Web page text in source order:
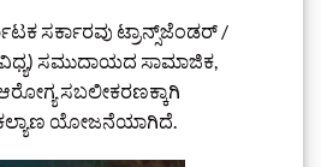
ಸರ್ಕಾರವು ಟ್ರಾನ್ಸ್‌ಜೆಂಡರ್ /
ಸಮುದಾಯದ ಸಾಮಾಜಿಕ,
ಸಬಲೀಕರಣಕ್ಕಾಗಿ
ಯೋಜನೆಯಾಗಿದೆ.